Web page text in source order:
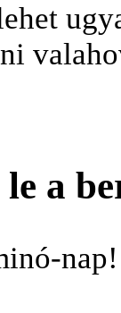
le a
nap!